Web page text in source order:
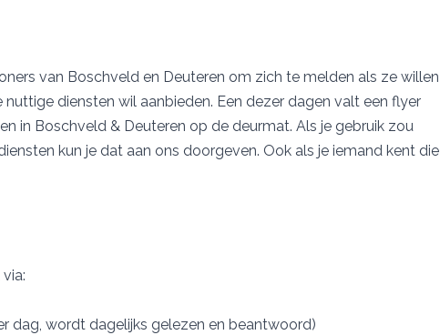
van Boschveld en Deuteren om zich te melden als ze willen
diensten wil aanbieden. Een dezer dagen valt een flyer
in Boschveld & Deuteren op de deurmat. Als je gebruik zou
kun je dat aan ons doorgeven. Ook als je iemand kent die
dag, wordt dagelijks gelezen en beantwoord)